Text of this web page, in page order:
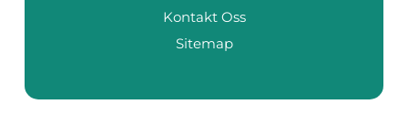
Kontakt Oss
Sitemap